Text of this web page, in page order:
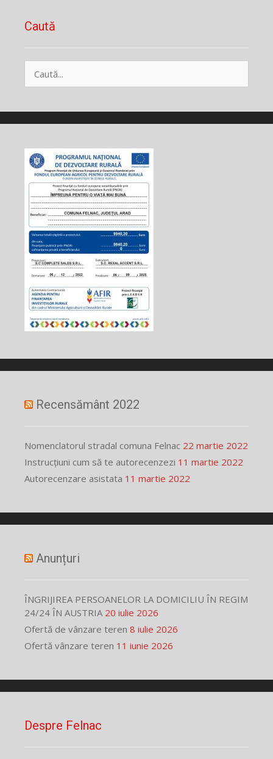
Caută
după:
Recensământ 2022
Nomenclatorul stradal comuna Felnac 22 martie 2022
Instrucțiuni cum să te autorecenzezi 11 martie 2022
Autorecenzare asistata 11 martie 2022
Anunțuri
ÎNGRIJIREA PERSOANELOR LA DOMICILIU ÎN REGIM
24/24 ÎN AUSTRIA 20 iulie 2026
Ofertă de vânzare teren 8 iulie 2026
Ofertă vânzare teren 11 iunie 2026
Despre Felnac